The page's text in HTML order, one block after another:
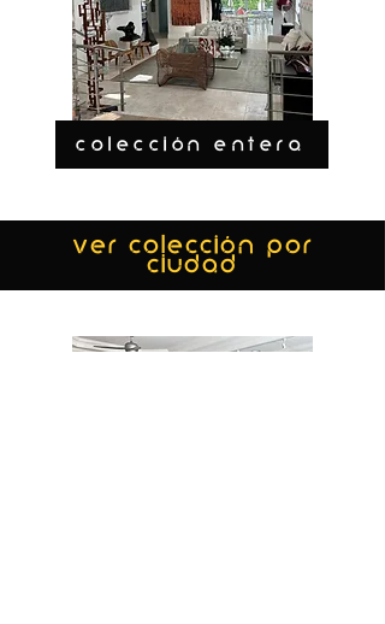
COLECCIÓN ENTERA
ver colección por
ciudad